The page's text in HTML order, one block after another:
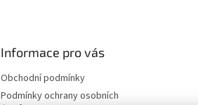
Informace pro vás
Obchodní podmínky
Podmínky ochrany osobních